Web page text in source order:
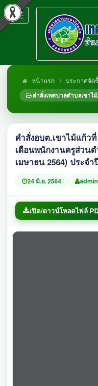
Toggle
navigation
หน้าแรก
ประกาศจัด
คำสั่งเทศบาลตำบลเขาไ
คำสั่งอบต.เขาไม้แก้ว
เดือนพนักงานครูส่วนต
เมษายน 2564) ประจ
24 มิ.ย. 2564
เปิด/ดาวน์โหลดไฟล์